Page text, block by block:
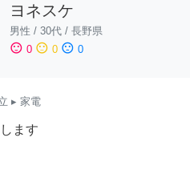
ヨネスケ
男性 / 30代 / 長野県
sentiment_satisfied 0 sentiment_neutral 0 sentiment_dissatisfied 0
▸ 家電
ます